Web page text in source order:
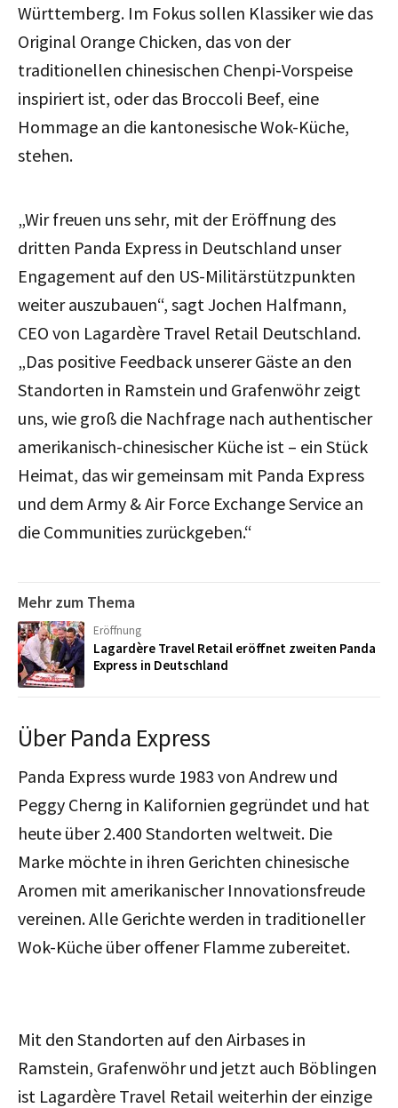
Württemberg. Im Fokus sollen Klassiker wie das
Original Orange Chicken, das von der
traditionellen chinesischen Chenpi-Vorspeise
inspiriert ist, oder das Broccoli Beef, eine
Hommage an die kantonesische Wok-Küche,
stehen.
„Wir freuen uns sehr, mit der Eröffnung des
dritten Panda Express in Deutschland unser
Engagement auf den US-Militärstützpunkten
weiter auszubauen“, sagt Jochen Halfmann,
CEO von Lagardère Travel Retail Deutschland.
„Das positive Feedback unserer Gäste an den
Standorten in Ramstein und Grafenwöhr zeigt
uns, wie groß die Nachfrage nach authentischer
amerikanisch-chinesischer Küche ist – ein Stück
Heimat, das wir gemeinsam mit Panda Express
und dem Army & Air Force Exchange Service an
die Communities zurückgeben.“
Mehr zum Thema
Eröffnung
Lagardère Travel Retail eröffnet zweiten Panda
Express in Deutschland
Über Panda Express
Panda Express wurde 1983 von Andrew und
Peggy Cherng in Kalifornien gegründet und hat
heute über 2.400 Standorten weltweit. Die
Marke möchte in ihren Gerichten chinesische
Aromen mit amerikanischer Innovationsfreude
vereinen. Alle Gerichte werden in traditioneller
Wok-Küche über offener Flamme zubereitet.
Mit den Standorten auf den Airbases in
Ramstein, Grafenwöhr und jetzt auch Böblingen
ist Lagardère Travel Retail weiterhin der einzige